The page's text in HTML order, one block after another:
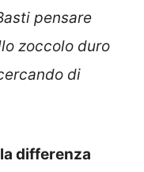
pensare
zoccolo duro
di
differenza